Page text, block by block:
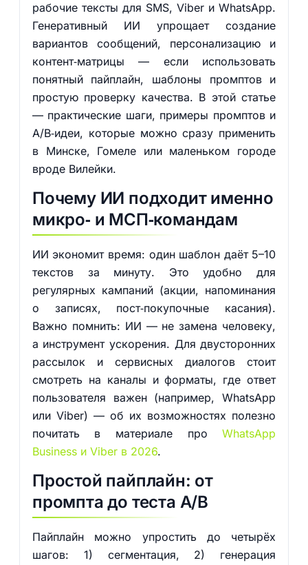
рабочие тексты для SMS, Viber и WhatsApp.
Генеративный ИИ упрощает создание
вариантов сообщений, персонализацию и
контент‑матрицы — если использовать
понятный пайплайн, шаблоны промптов и
простую проверку качества. В этой статье
— практические шаги, примеры промптов и
A/B‑идеи, которые можно сразу применить
в Минске, Гомеле или маленьком городе
вроде Вилейки.
Почему ИИ подходит именно
микро‑ и МСП‑командам
ИИ экономит время: один шаблон даёт 5–10
текстов за минуту. Это удобно для
регулярных кампаний (акции, напоминания
о записях, пост‑покупочные касания).
Важно помнить: ИИ — не замена человеку,
а инструмент ускорения. Для двусторонних
рассылок и сервисных диалогов стоит
смотреть на каналы и форматы, где ответ
пользователя важен (например, WhatsApp
или Viber) — об их возможностях полезно
почитать в материале проWhatsApp
Business и Viber в 2026.
Простой пайплайн: от
промпта до теста A/B
Пайплайн можно упростить до четырёх
шагов: 1) сегментация, 2) генерация